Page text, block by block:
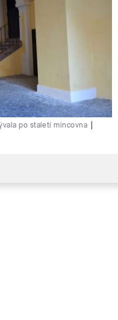
po staletí mincovna